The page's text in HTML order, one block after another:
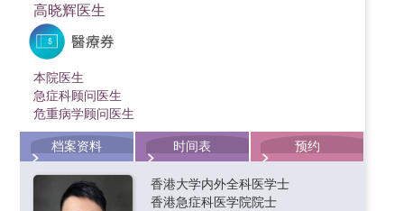
高晓辉医生
本院医生
急症科顾问医生
危重病学顾问医生
档案资料 时间表 预约
香港大学内外全科医学士
香港急症科医学院院士